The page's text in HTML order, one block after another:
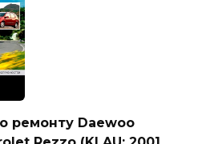
ремонту Daewoo